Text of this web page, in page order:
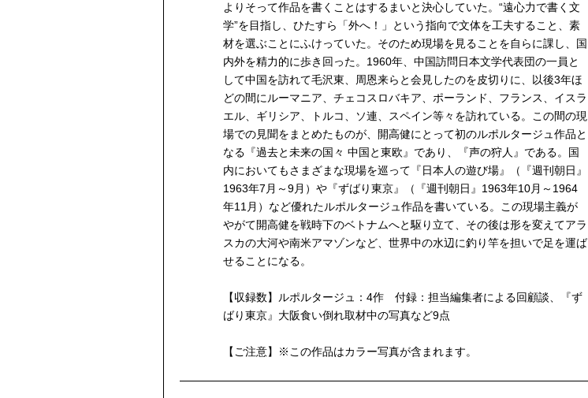
よりそって作品を書くことはするまいと決心していた。“遠心力で書く文
学”を目指し、ひたすら「外へ！」という指向で文体を工夫すること、素
材を選ぶことにふけっていた。そのため現場を見ることを自らに課し、国
内外を精力的に歩き回った。1960年、中国訪問日本文学代表団の一員と
して中国を訪れて毛沢東、周恩来らと会見したのを皮切りに、以後3年ほ
どの間にルーマニア、チェコスロバキア、ポーランド、フランス、イスラ
エル、ギリシア、トルコ、ソ連、スペイン等々を訪れている。この間の現
場での見聞をまとめたものが、開高健にとって初のルポルタージュ作品と
なる『過去と未来の国々 中国と東欧』であり、『声の狩人』である。国
内においてもさまざまな現場を巡って『日本人の遊び場』（『週刊朝日』
1963年7月～9月）や『ずばり東京』（『週刊朝日』1963年10月～1964
年11月）など優れたルポルタージュ作品を書いている。この現場主義が
やがて開高健を戦時下のベトナムへと駆り立て、その後は形を変えてアラ
スカの大河や南米アマゾンなど、世界中の水辺に釣り竿を担いで足を運ば
せることになる。
【収録数】ルポルタージュ：4作 付録：担当編集者による回顧談、『ず
ばり東京』大阪食い倒れ取材中の写真など9点
【ご注意】※この作品はカラー写真が含まれます。